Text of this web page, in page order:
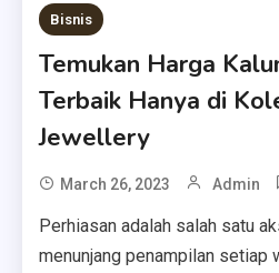
Bisnis
Temukan Harga
Terbaik Hanya di
Jewellery
March 26, 2023 Admin
Perhiasan adalah salah satu
menunjang penampilan setiap